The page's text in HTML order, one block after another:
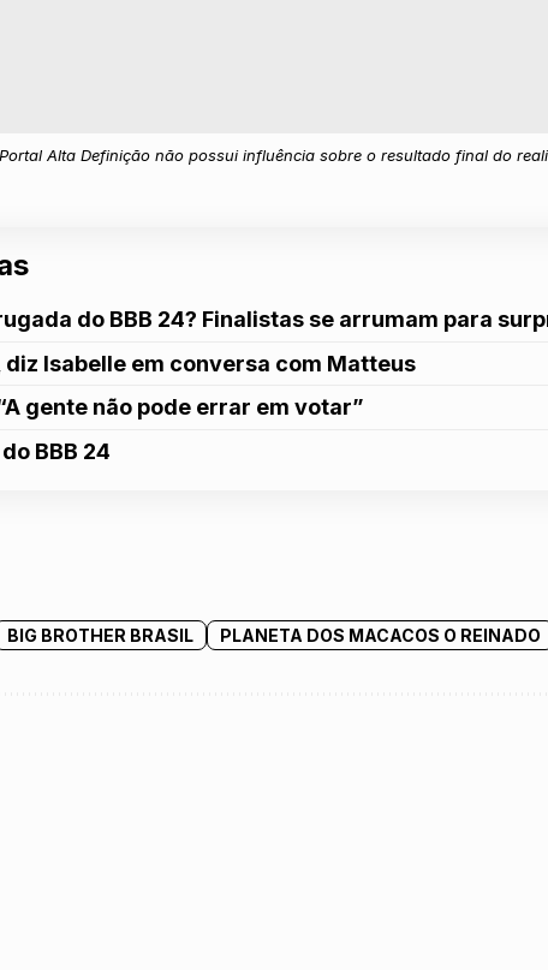
Alta Definição não possui influência sobre o resultado final do
do BBB 24? Finalistas se arrumam para
diz Isabelle em conversa com Matteus
gente não pode errar em votar”
BBB 24
BIG BROTHER BRASIL PLANETA DOS MACACOS O REINADO